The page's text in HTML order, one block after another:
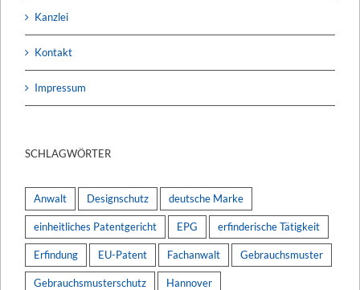
Kanzlei
Kontakt
Impressum
SCHLAGWÖRTER
Anwalt Designschutz deutsche Marke
einheitliches Patentgericht EPG erfinderische Tätigkeit
Erfindung EU-Patent Fachanwalt Gebrauchsmuster
Gebrauchsmusterschutz Hannover